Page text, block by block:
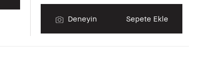
Deneyin Sepete Ekle